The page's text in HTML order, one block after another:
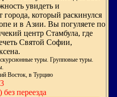
увидеть и
города, который раскинулся
и в Азии. Вы погуляете по
центр Стамбула, где
Святой Софии,
туры. Групповые туры.
Восток, в Турцию
переезда